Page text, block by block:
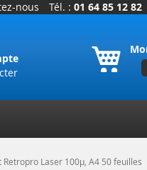
nous Tél. : 01 64 85 12 82
Retropro Laser 100µ, A4 50 feuilles